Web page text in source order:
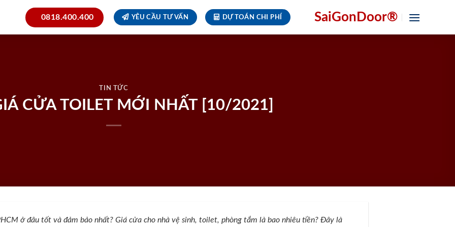
0818.400.400 YÊU CẦU TƯ VẤN DỰ TOÁN CHI PHÍ SaiGonDoor®
TIN TỨC
CỬA TOILET MỚI NHẤT [10/2021]
ở đâu tốt và đảm bảo nhất? Giá cửa cho nhà vệ sinh, toilet, phòng tắm là bao nhiêu tiền? Đây là